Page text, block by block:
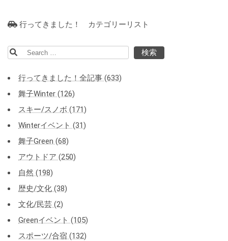
行ってきました！ カテゴリーリスト
索:
行ってきました！全記事 (633)
舞子Winter (126)
スキー/スノボ (171)
Winterイベント (31)
舞子Green (68)
アウトドア (250)
自然 (198)
歴史/文化 (38)
文化/民芸 (2)
Greenイベント (105)
スポーツ/合宿 (132)